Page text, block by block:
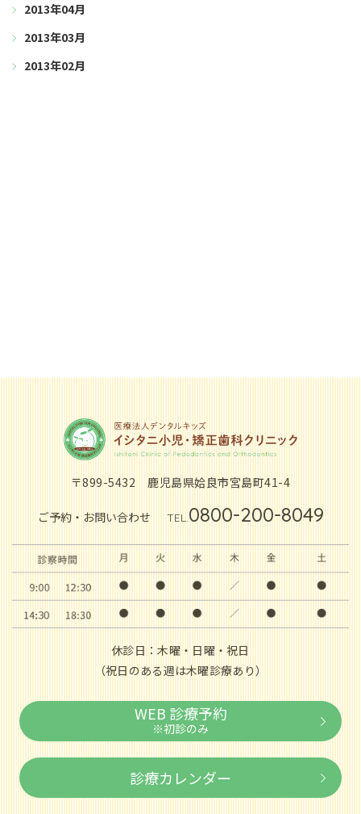
2013年04月
2013年03月
2013年02月
〒899-5432 鹿児島県姶良市宮島町41-4
ご予約・お問い合わせ TEL.0800-200-8049
休診日：木曜・日曜・祝日
（祝日のある週は木曜診療あり）
WEB 診療予約
※初診のみ
診療カレンダー